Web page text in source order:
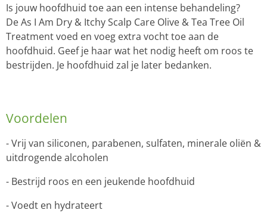
Is jouw hoofdhuid toe aan een intense behandeling?
De As I Am Dry & Itchy Scalp Care Olive & Tea Tree Oil
Treatment voed en voeg extra vocht toe aan de
hoofdhuid. Geef je haar wat het nodig heeft om roos te
bestrijden. Je hoofdhuid zal je later bedanken.
Voordelen
- Vrij van siliconen, parabenen, sulfaten, minerale oliën &
uitdrogende alcoholen
- Bestrijd roos en een jeukende hoofdhuid
- Voedt en hydrateert